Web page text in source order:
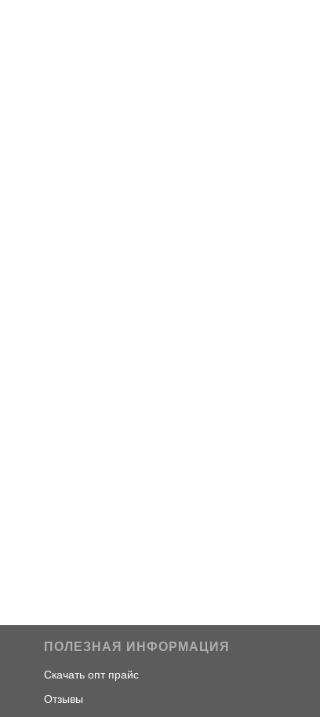
ПОЛЕЗНАЯ ИНФОРМАЦИЯ
Скачать опт прайс
Отзывы